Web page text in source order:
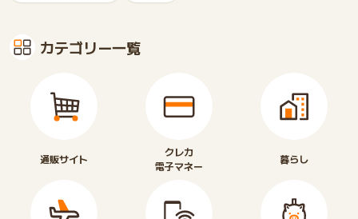
カテゴリー一覧
通販サイト
クレカ
電子マネー
暮らし